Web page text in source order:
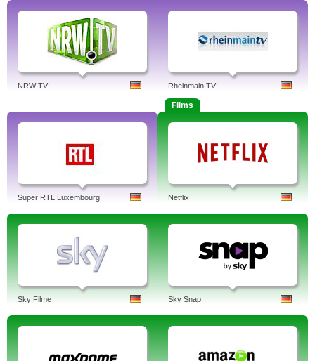
NRW TV Rheinmain TV
Super RTL Luxembourg
Films
Netflix
Sky Filme Sky Snap